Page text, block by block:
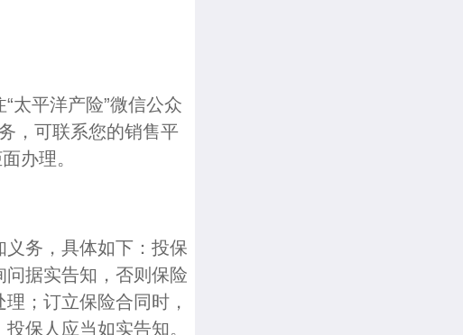
太平洋产险”微信公众
，可联系您的销售平
办理。
务，具体如下：投保
问据实告知，否则保险
；订立保险合同时，
保人应当如实告知。